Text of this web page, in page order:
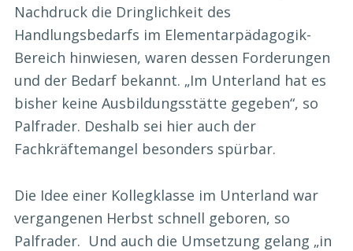
Nachdruck die Dringlichkeit des
Handlungsbedarfs im Elementarpädagogik-
Bereich hinwiesen, waren dessen Forderungen
und der Bedarf bekannt. „Im Unterland hat es
bisher keine Ausbildungsstätte gegeben“, so
Palfrader. Deshalb sei hier auch der
Fachkräftemangel besonders spürbar.
Die Idee einer Kollegklasse im Unterland war
vergangenen Herbst schnell geboren, so
Palfrader. Und auch die Umsetzung gelang „in